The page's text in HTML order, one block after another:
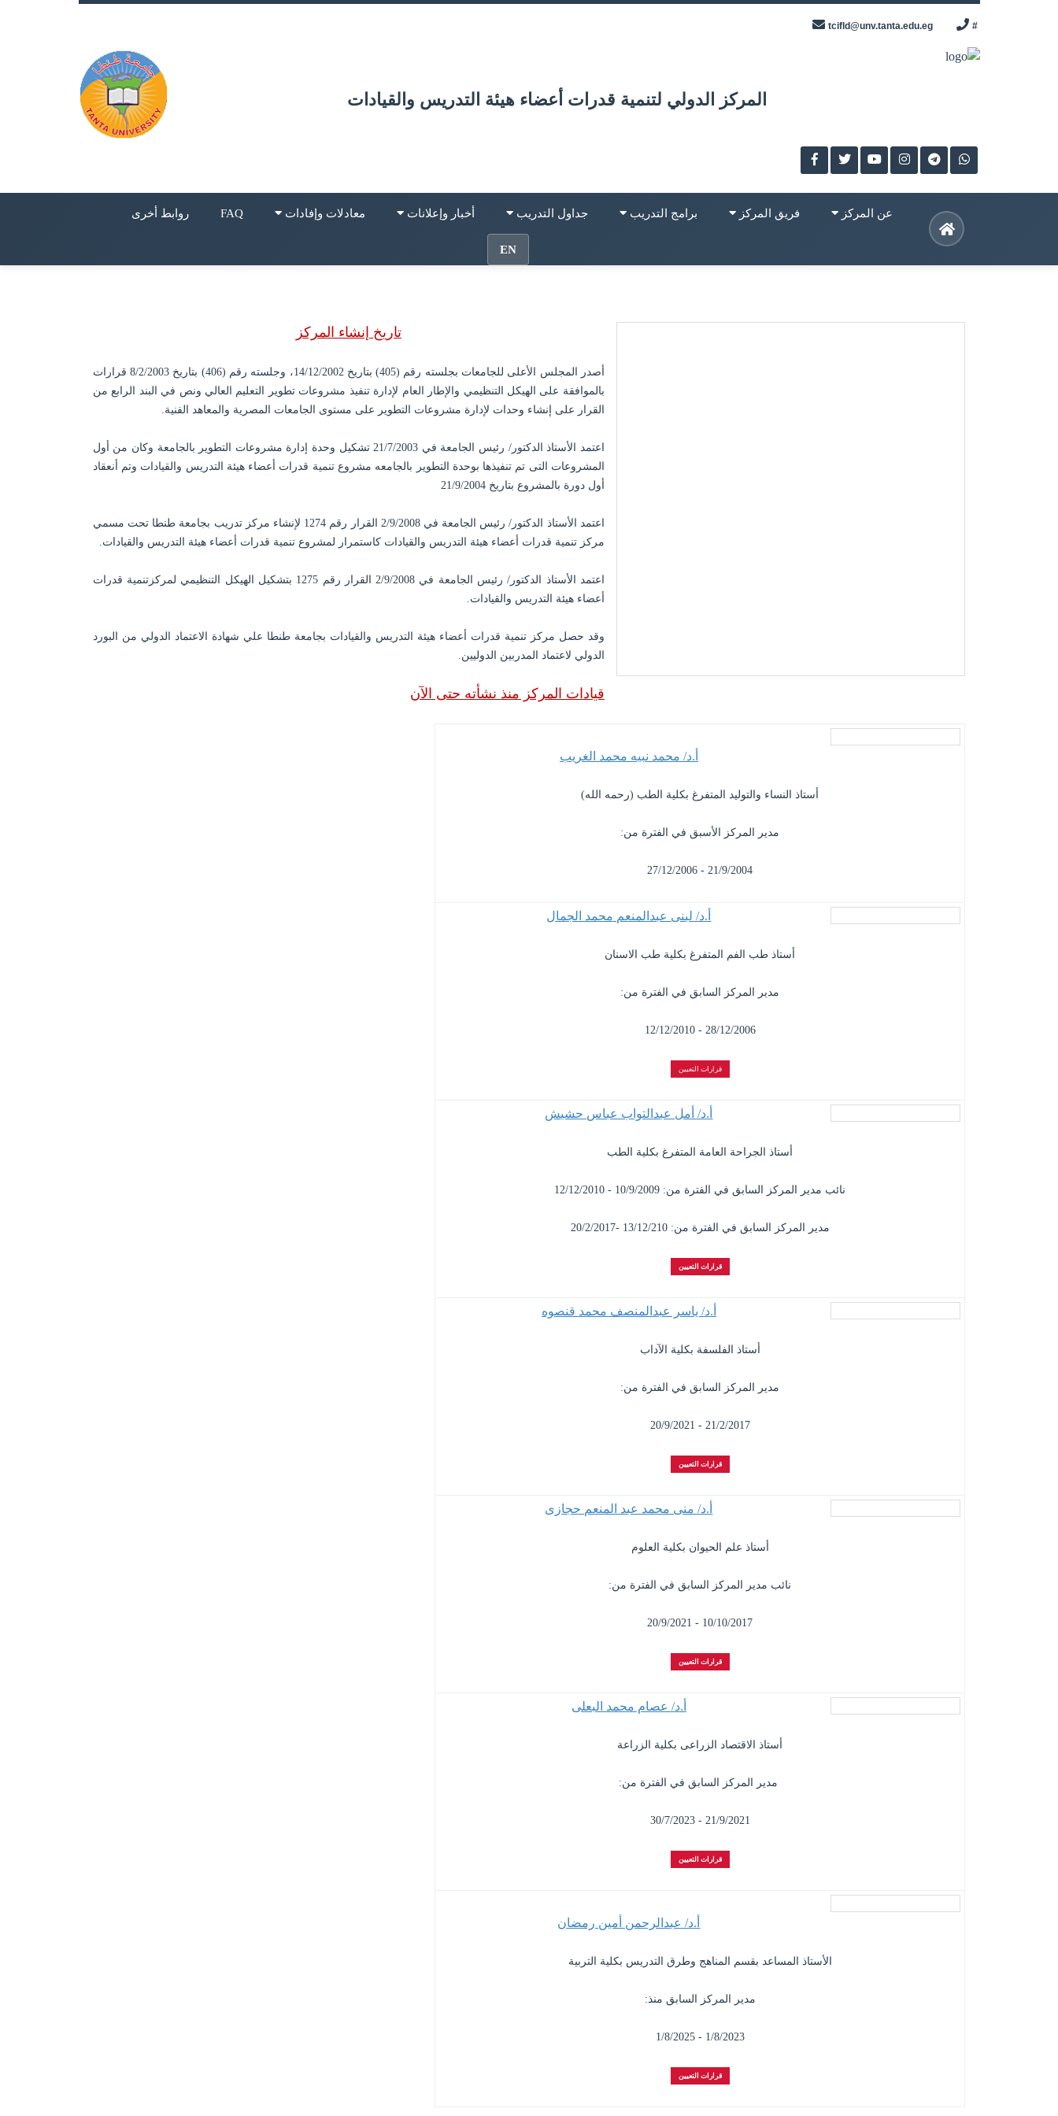
المركز الدولي لتنمية قدرات أعضاء هيئة التدريس والقيادات
#
tcifld@unv.tanta.edu.eg
عن المركز فريق المركز برامج التدريب جداول التدريب أخبار وإعلانات معادلات وإفادات FAQ روابط أخرى
EN
تاريخ إنشاء المركز
صدر المجلس الأعلى للجامعات بجلسته رقم (405) بتاريخ 14/12/2002، وجلسته رقم (406) بتاريخ 8/2/2003 قرارات
بالموافقة على الهيكل التنظيمي والإطار العام لإدارة تنفيذ مشروعات تطوير التعليم العالي ونص في البند الرابع من
القرار على إنشاء وحدات لإدارة مشروعات التطوير على مستوى الجامعات المصرية والمعاهد الفنية.
اعتمد الأستاذ الدكتور/ رئيس الجامعة في 21/7/2003 تشكيل وحدة إدارة مشروعات التطوير بالجامعة وكان من أول
المشروعات التى تم تنفيذها بوحدة التطوير بالجامعه مشروع تنمية قدرات أعضاء هيئة التدريس والقيادات وتم أنعقاد
أول دورة بالمشروع بتاريخ 21/9/2004
اعتمد الأستاذ الدكتور/ رئيس الجامعة في 2/9/2008 القرار رقم 1274 لإنشاء مركز تدريب بجامعة طنطا تحت مسمي
مركز تنمية قدرات أعضاء هيئة التدريس والقيادات كاستمرار لمشروع تنمية قدرات أعضاء هيئة التدريس والقيادات.
اعتمد الأستاذ الدكتور/ رئيس الجامعة في 2/9/2008 القرار رقم 1275 بتشكيل الهيكل التنظيمي لمركزتنمية قدرات
أعضاء هيئة التدريس والقيادات.
وقد حصل مركز تنمية قدرات أعضاء هيئة التدريس والقيادات بجامعة طنطا علي شهادة الاعتماد الدولي من البورد
الدولي لاعتماد المدربين الدوليين.
قيادات المركز منذ نشأته حتى الآن
أ.د/ محمد نبيه محمد الغريب
أستاذ النساء والتوليد المتفرغ بكلية الطب (رحمه الله)
مدير المركز الأسبق في الفترة من:
21/9/2004 - 27/12/2006
أ.د/ لبنى عبدالمنعم محمد الجمال
أستاذ طب الفم المتفرغ بكلية طب الاسنان
مدير المركز السابق في الفترة من:
28/12/2006 - 12/12/2010
قرارات التعيين
أ.د/ أمل عبدالتواب عباس حشيش
أستاذ الجراحة العامة المتفرغ بكلية الطب
نائب مدير المركز السابق في الفترة من: 10/9/2009 - 12/12/2010
مدير المركز السابق في الفترة من: 13/12/210 -20/2/2017
قرارات التعيين
أ.د/ ياسر عبدالمنصف محمد قنصوه
أستاذ الفلسفة بكلية الآداب
مدير المركز السابق في الفترة من:
21/2/2017 - 20/9/2021
قرارات التعيين
أ.د/ منى محمد عبد المنعم حجازى
أستاذ علم الحيوان بكلية العلوم
نائب مدير المركز السابق في الفترة من:
10/10/2017 - 20/9/2021
قرارات التعيين
أ.د/ عصام محمد البعلى
أستاذ الاقتصاد الزراعى بكلية الزراعة
مدير المركز السابق في الفترة من:
21/9/2021 - 30/7/2023
قرارات التعيين
أ.د/ عبدالرحمن أمين رمضان
الأستاذ المساعد بقسم المناهج وطرق التدريس بكلية التربية
مدير المركز السابق منذ:
1/8/2023 - 1/8/2025
قرارات التعيين